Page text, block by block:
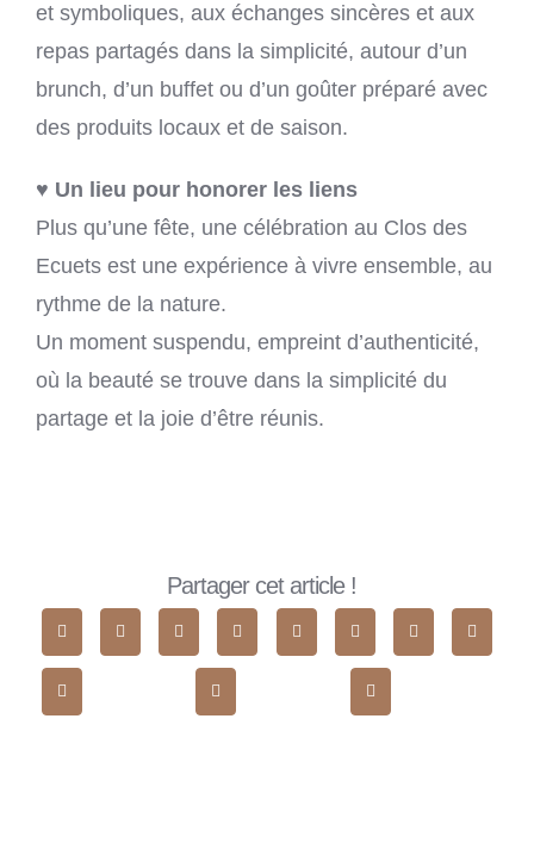
et symboliques, aux échanges sincères et aux
repas partagés dans la simplicité, autour d’un
brunch, d’un buffet ou d’un goûter préparé avec
des produits locaux et de saison.
♥ Un lieu pour honorer les liens
Plus qu’une fête, une célébration au Clos des
Ecuets est une expérience à vivre ensemble, au
rythme de la nature.
Un moment suspendu, empreint d’authenticité,
où la beauté se trouve dans la simplicité du
partage et la joie d’être réunis.
Partager cet article !